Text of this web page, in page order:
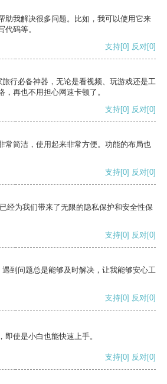
助我解决很多问题。比如，我可以使用它来
代码等。
支持[0] 反对[0]
行必备神器，无论是看视频、玩游戏还是工
再也不用担心网速卡顿了。
支持[0] 反对[0]
常简洁，使用起来非常方便。功能的布局也
支持[0] 反对[0]
经为我们带来了无限的隐私保护和安全性保
支持[0] 反对[0]
到问题总是能够及时解决，让我能够安心工
支持[0] 反对[0]
使是小白也能快速上手。
支持[0] 反对[0]